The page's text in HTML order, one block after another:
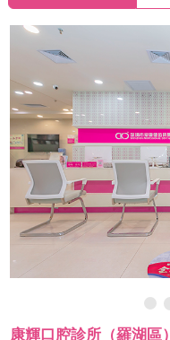
康輝口腔診所（羅湖區）